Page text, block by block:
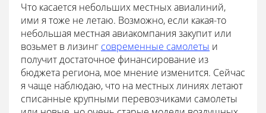
Что касается небольших местных авиалиний,
ими я тоже не летаю. Возможно, если какая-то
небольшая местная авиакомпания закупит или
возьмет в лизинг современные самолеты и
получит достаточное финансирование из
бюджета региона, мое мнение изменится. Сейчас
я чаще наблюдаю, что на местных линиях летают
списанные крупными перевозчиками самолеты